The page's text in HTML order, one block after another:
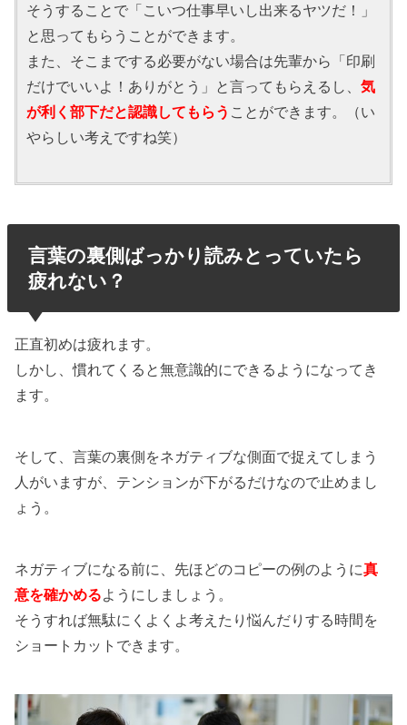
そうすることで「こいつ仕事早いし出来るヤツだ！」
と思ってもらうことができます。
また、そこまでする必要がない場合は先輩から「印刷
だけでいいよ！ありがとう」と言ってもらえるし、気
が利く部下だと認識してもらう ことができます。（い
やらしい考えですね笑）
言葉の裏側ばっかり読みとっていたら
疲れない？
正直初めは疲れます。
しかし、慣れてくると無意識的にできるようになってき
ます。
そして、言葉の裏側をネガティブな側面で捉えてしまう
人がいますが、テンションが下がるだけなので止めまし
ょう。
ネガティブになる前に、先ほどのコピーの例のように真
意を確かめるようにしましょう。
そうすれば無駄にくよくよ考えたり悩んだりする時間を
ショートカットできます。